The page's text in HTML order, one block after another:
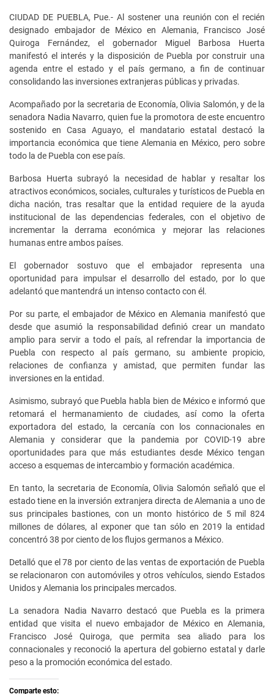
CIUDAD DE PUEBLA, Pue.- Al sostener una reunión con el recién
designado embajador de México en Alemania, Francisco José
Quiroga Fernández, el gobernador Miguel Barbosa Huerta
manifestó el interés y la disposición de Puebla por construir una
agenda entre el estado y el país germano, a fin de continuar
consolidando las inversiones extranjeras públicas y privadas.
Acompañado por la secretaria de Economía, Olivia Salomón, y de la
senadora Nadia Navarro, quien fue la promotora de este encuentro
sostenido en Casa Aguayo, el mandatario estatal destacó la
importancia económica que tiene Alemania en México, pero sobre
todo la de Puebla con ese país.
Barbosa Huerta subrayó la necesidad de hablar y resaltar los
atractivos económicos, sociales, culturales y turísticos de Puebla en
dicha nación, tras resaltar que la entidad requiere de la ayuda
institucional de las dependencias federales, con el objetivo de
incrementar la derrama económica y mejorar las relaciones
humanas entre ambos países.
El gobernador sostuvo que el embajador representa una
oportunidad para impulsar el desarrollo del estado, por lo que
adelantó que mantendrá un intenso contacto con él.
Por su parte, el embajador de México en Alemania manifestó que
desde que asumió la responsabilidad definió crear un mandato
amplio para servir a todo el país, al refrendar la importancia de
Puebla con respecto al país germano, su ambiente propicio,
relaciones de confianza y amistad, que permiten fundar las
inversiones en la entidad.
Asimismo, subrayó que Puebla habla bien de México e informó que
retomará el hermanamiento de ciudades, así como la oferta
exportadora del estado, la cercanía con los connacionales en
Alemania y considerar que la pandemia por COVID-19 abre
oportunidades para que más estudiantes desde México tengan
acceso a esquemas de intercambio y formación académica.
En tanto, la secretaria de Economía, Olivia Salomón señaló que el
estado tiene en la inversión extranjera directa de Alemania a uno de
sus principales bastiones, con un monto histórico de 5 mil 824
millones de dólares, al exponer que tan sólo en 2019 la entidad
concentró 38 por ciento de los flujos germanos a México.
Detalló que el 78 por ciento de las ventas de exportación de Puebla
se relacionaron con automóviles y otros vehículos, siendo Estados
Unidos y Alemania los principales mercados.
La senadora Nadia Navarro destacó que Puebla es la primera
entidad que visita el nuevo embajador de México en Alemania,
Francisco José Quiroga, que permita sea aliado para los
connacionales y reconoció la apertura del gobierno estatal y darle
peso a la promoción económica del estado.
Comparte esto: